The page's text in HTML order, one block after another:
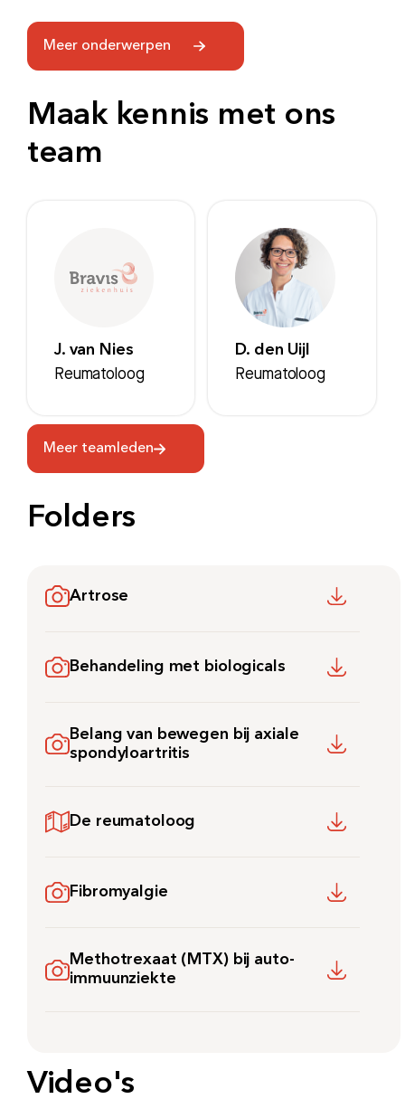
Afdelingen
Meer onderwerpen
Maak kennis met ons
team
J. van Nies
Reumatoloog
D. den Uijl
Reumatoloog
Meer teamleden
Folders
Artrose
Behandeling met biologicals
Belang van bewegen bij axiale
spondyloartritis
De reumatoloog
Fibromyalgie
Methotrexaat (MTX) bij auto-
immuunziekte
Video's